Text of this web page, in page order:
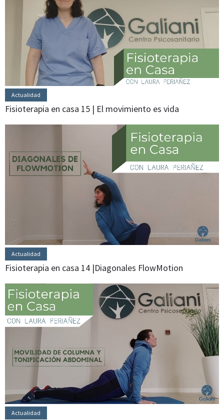
Actualidad
Fisioterapia en casa 15 | El movimiento es vida
Actualidad
Fisioterapia en casa 14 |Diagonales FlowMotion
Actualidad